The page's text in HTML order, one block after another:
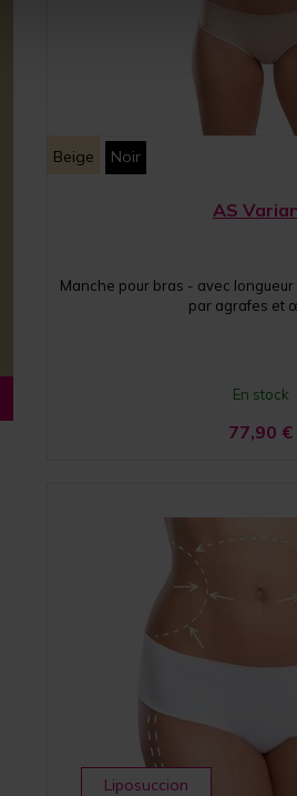
Beige Noir
AS
Manche pour bras - avec
par agrafes et
En stock
77,90 €
Liposuccion